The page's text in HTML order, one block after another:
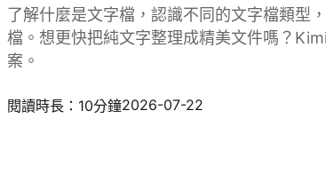
了解什麼是文字檔，認識不同的文字檔類型
檔。想更快把純文字整理成精美文件嗎？
案。
閱讀時長：10分鐘2026-07-22